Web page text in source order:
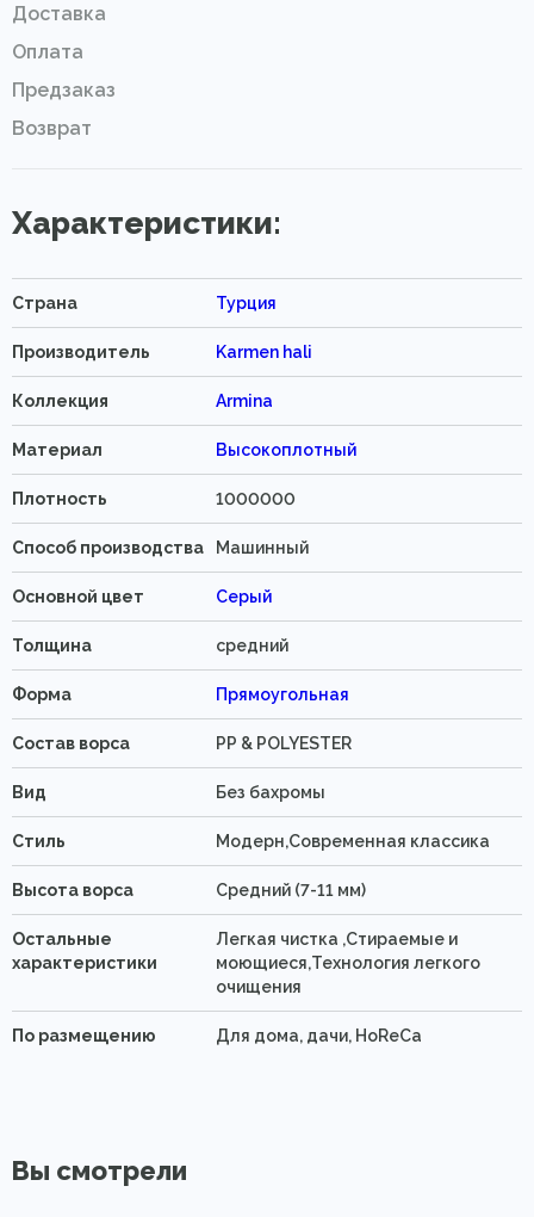
Доставка
Оплата
Предзаказ
Возврат
Характеристики:
Страна Турция
Производитель Karmen hali
Коллекция Armina
Материал Высокоплотный
Плотность 1000000
Способ производства Машинный
Основной цвет Серый
Толщина средний
Форма Прямоугольная
Состав ворса PP & POLYESTER
Вид Без бахромы
Стиль Модерн,Современная классика
Высота ворса Средний (7-11 мм)
Остальные
характеристики
Легкая чистка ,Стираемые и
моющиеся,Технология легкого
очищения
По размещению Для дома, дачи, HoReCa
Вы смотрели